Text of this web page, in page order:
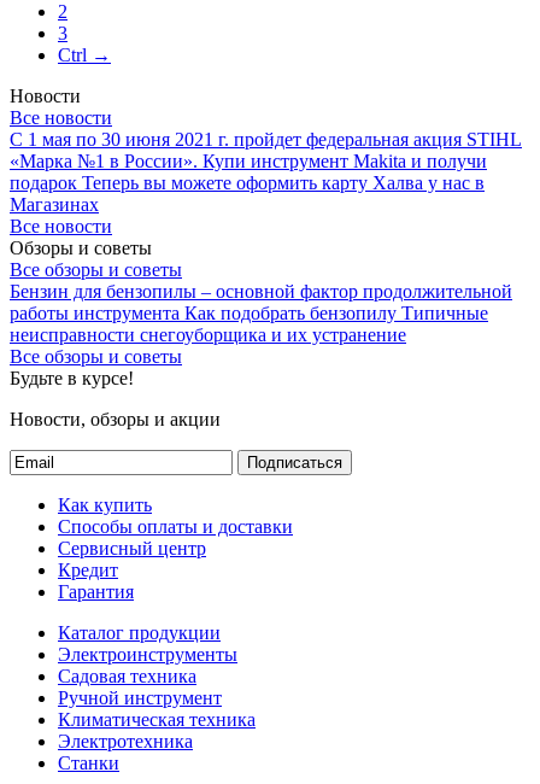
2
3
Ctrl →
Новости
Все новости
С 1 мая по 30 июня 2021 г. пройдет федеральная акция STIHL
«Марка №1 в России». Купи инструмент Makita и получи
подарок Теперь вы можете оформить карту Халва у нас в
Магазинах
Все новости
Обзоры и советы
Все обзоры и советы
Бензин для бензопилы – основной фактор продолжительной
работы инструмента Как подобрать бензопилу Типичные
неисправности снегоуборщика и их устранение
Все обзоры и советы
Будьте в курсе!
Новости, обзоры и акции
Подписаться
Как купить
Способы оплаты и доставки
Сервисный центр
Кредит
Гарантия
Каталог продукции
Электроинструменты
Садовая техника
Ручной инструмент
Климатическая техника
Электротехника
Станки